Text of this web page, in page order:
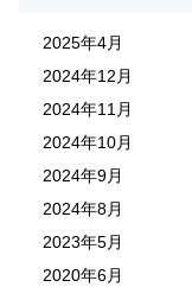
2025年4月
2024年12月
2024年11月
2024年10月
2024年9月
2024年8月
2023年5月
2020年6月